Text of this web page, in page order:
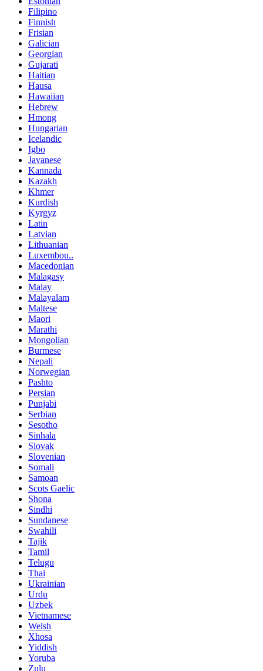
Filipino
Finnish
Frisian
Galician
Georgian
Gujarati
Haitian
Hausa
Hawaiian
Hebrew
Hmong
Hungarian
Icelandic
Igbo
Javanese
Kannada
Kazakh
Khmer
Kurdish
Kyrgyz
Latin
Latvian
Lithuanian
Luxembou..
Macedonian
Malagasy
Malay
Malayalam
Maltese
Maori
Marathi
Mongolian
Burmese
Nepali
Norwegian
Pashto
Persian
Punjabi
Serbian
Sesotho
Sinhala
Slovak
Slovenian
Somali
Samoan
Scots Gaelic
Shona
Sindhi
Sundanese
Swahili
Tajik
Tamil
Telugu
Thai
Ukrainian
Urdu
Uzbek
Vietnamese
Welsh
Xhosa
Yiddish
Yoruba
Zulu